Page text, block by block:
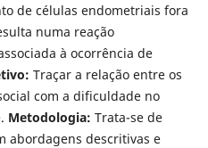
de células endometriais fora
numa reação
à ocorrência de
Traçar a relação entre os
com a dificuldade no
Metodologia: Trata-se de
abordagens descritivas e